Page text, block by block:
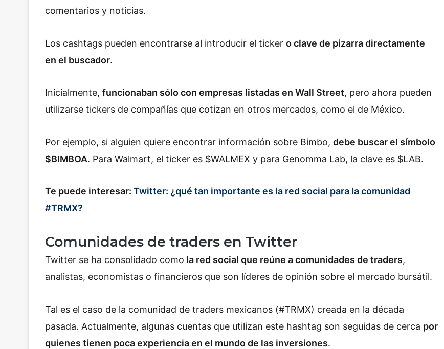
comentarios y noticias.
Los cashtags pueden encontrarse al introducir el ticker o clave de pizarra directamente
en el buscador.
Inicialmente, funcionaban sólo con empresas listadas en Wall Street, pero ahora pueden
utilizarse tickers de compañías que cotizan en otros mercados, como el de México.
Por ejemplo, si alguien quiere encontrar información sobre Bimbo, debe buscar el símbolo
$BIMBOA. Para Walmart, el ticker es $WALMEX y para Genomma Lab, la clave es $LAB.
Te puede interesar: Twitter: ¿qué tan importante es la red social para la comunidad
#TRMX?
Comunidades de traders en Twitter
Twitter se ha consolidado como la red social que reúne a comunidades de traders,
analistas, economistas o financieros que son líderes de opinión sobre el mercado bursátil.
Tal es el caso de la comunidad de traders mexicanos (#TRMX) creada en la década
pasada. Actualmente, algunas cuentas que utilizan este hashtag son seguidas de cerca por
quienes tienen poca experiencia en el mundo de las inversiones.